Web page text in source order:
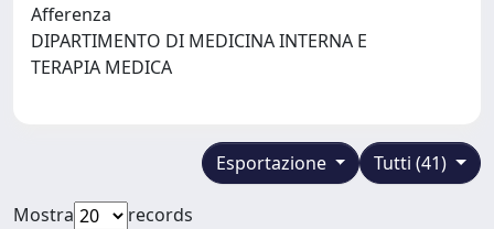
Afferenza
DIPARTIMENTO DI MEDICINA INTERNA E
TERAPIA MEDICA
Tutti (41)
Esportazione
Mostra
records